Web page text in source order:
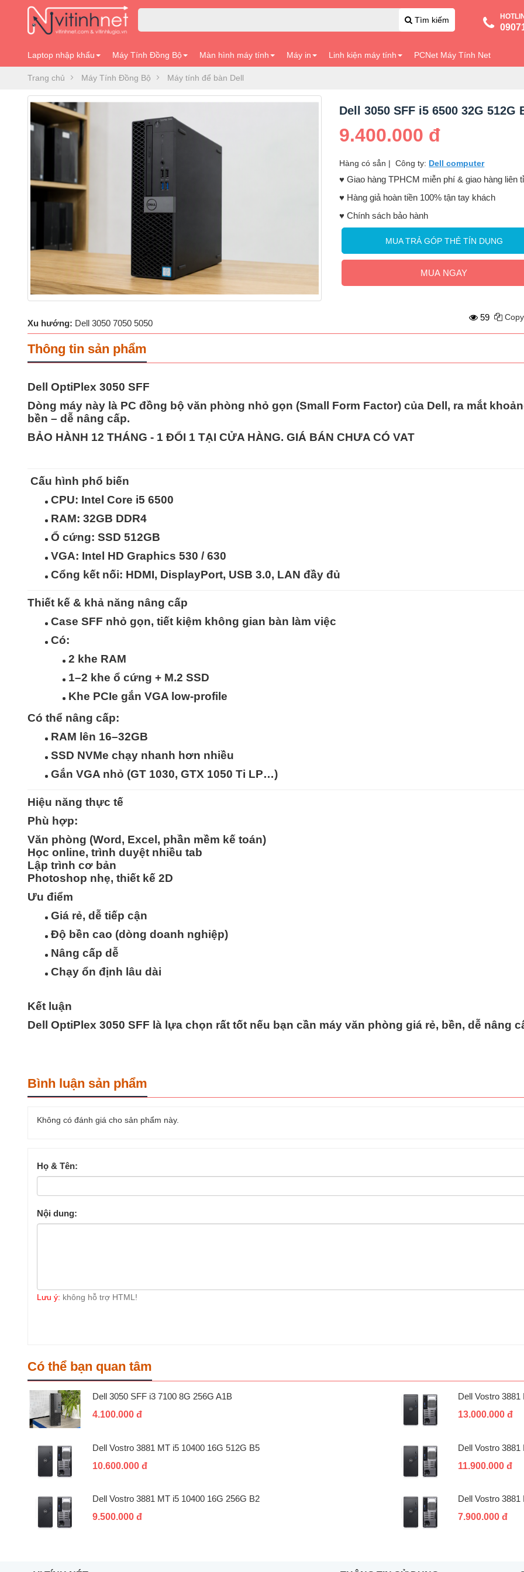
Tìm kiếm
Laptop nhập khẩu Máy Tính Đồng Bộ Màn hình máy tính Máy in Linh kiện máy tính PCNet Máy Tính Net
Trang chủ Máy Tính Đồng Bộ Máy tính để bàn Dell
Dell 3050 SFF i5 6500 32G 512G
9.400.000 đ
Hàng có sẳn |Công ty: Dell computer
♥️ Giao hàng TPHCM miễn phí & giao hàng liên
♥️ Hàng giả hoàn tiền 100% tận tay khách
♥️ Chính sách bảo hành
MUA TRẢ GÓP THẺ TÍN DỤNG
MUA NGAY
Xu hướng: Dell 3050 7050 5050
59 Copy
Thông tin sản phẩm
Dell OptiPlex 3050 SFF
Dòng máy này là PC đồng bộ văn phòng nhỏ gọn (Small Form Factor) của Dell, ra mắt
bền – dễ nâng cấp.
BẢO HÀNH 12 THÁNG - 1 ĐỔI 1 TẠI CỬA HÀNG. GIÁ BÁN CHƯA CÓ VAT
Cấu hình phổ biến
CPU: Intel Core i5 6500
RAM: 32GB DDR4
Ổ cứng: SSD 512GB
VGA: Intel HD Graphics 530 / 630
Cổng kết nối: HDMI, DisplayPort, USB 3.0, LAN đầy đủ
Thiết kế & khả năng nâng cấp
Case SFF nhỏ gọn, tiết kiệm không gian bàn làm việc
Có:
2 khe RAM
1–2 khe ổ cứng + M.2 SSD
Khe PCIe gắn VGA low-profile
Có thể nâng cấp:
RAM lên 16–32GB
SSD NVMe chạy nhanh hơn nhiều
Gắn VGA nhỏ (GT 1030, GTX 1050 Ti LP…)
Hiệu năng thực tế
Phù hợp:
Văn phòng (Word, Excel, phần mềm kế toán)
Học online, trình duyệt nhiều tab
Lập trình cơ bản
Photoshop nhẹ, thiết kế 2D
Ưu điểm
Giá rẻ, dễ tiếp cận
Độ bền cao (dòng doanh nghiệp)
Nâng cấp dễ
Chạy ổn định lâu dài
Kết luận
Dell OptiPlex 3050 SFF là lựa chọn rất tốt nếu bạn cần máy văn phòng giá rẻ, bền, dễ nâng
Bình luận sản phẩm
Không có đánh giá cho sản phẩm này.
Họ & Tên:
Nội dung:
Lưu ý: không hỗ trợ HTML!
Có thể bạn quan tâm
Dell 3050 SFF i3 7100 8G 256G A1B
4.100.000 đ
Dell Vostro
13.000.000 đ
Dell Vostro 3881 MT i5 10400 16G 512G B5
10.600.000 đ
Dell Vostro
11.900.000 đ
Dell Vostro 3881 MT i5 10400 16G 256G B2
9.500.000 đ
Dell Vostro
7.900.000 đ